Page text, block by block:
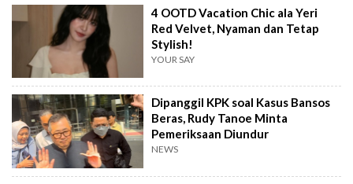
4 OOTD Vacation Chic ala Yeri
Red Velvet, Nyaman dan Tetap
Stylish!
YOUR SAY
Dipanggil KPK soal Kasus Bansos
Beras, Rudy Tanoe Minta
Pemeriksaan Diundur
NEWS